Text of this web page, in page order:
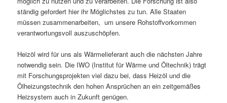
ständig gefordert hier ihr Möglichstes zu tun. Alle Staaten
müssen zusammenarbeiten, um unsere Rohstoffvorkommen
verantwortungsvoll auszuschöpfen.
Heizöl wird für uns als Wärmelieferant auch die nächsten Jahre
notwendig sein. Die IWO (Institut für Wärme und Öltechnik) trägt
mit Forschungsprojekten viel dazu bei, dass Heizöl und die
Ölheizungstechnik den hohen Ansprüchen an ein zeitgemäßes
Heizsystem auch in Zukunft genügen.